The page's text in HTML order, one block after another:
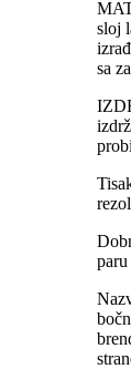
sloj
sa